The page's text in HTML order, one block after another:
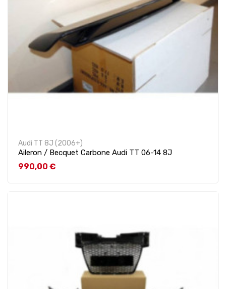
Audi TT 8J (2006+)
Aileron / Becquet Carbone Audi TT 06-14 8J
Prix
990,00 €